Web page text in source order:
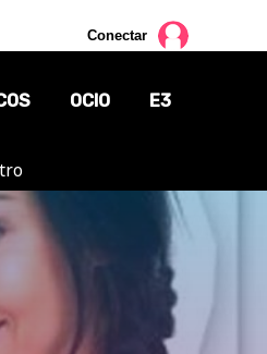
Conectar
OCIO
CÓMICS
E3